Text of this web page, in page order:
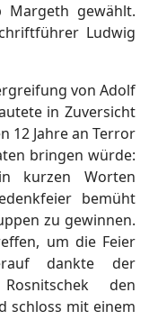
Margeth gewählt.
Ludwig
von Adolf
in Zuversicht
12 Jahre an Terror
bringen würde:
kurzen Worten
bemüht
zu gewinnen.
um die Feier
dankte der
den
schloss mit einem